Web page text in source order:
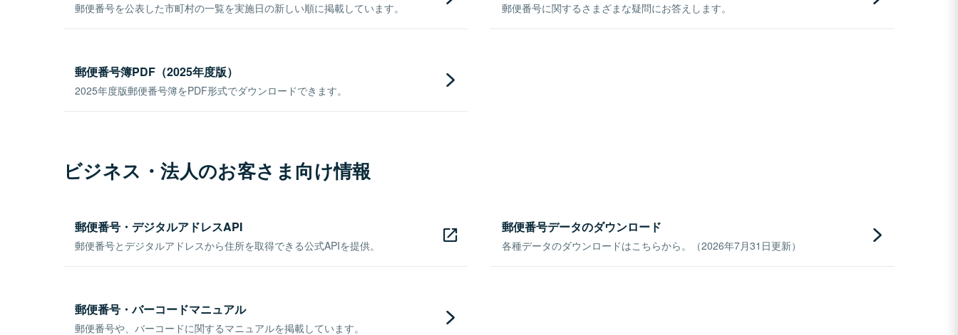
郵便番号を公表した市町村の一覧を実施日の新しい順に掲載しています。 郵便番号に関するさまざまな疑問にお答えします。
郵便番号簿PDF（2025年度版）
2025年度版郵便番号簿をPDF形式でダウンロードできます。
ビジネス・法人のお客さま向け情報
郵便番号・デジタルアドレスAPI
郵便番号とデジタルアドレスから住所を取得できる公式APIを提供。
郵便番号データのダウンロード
各種データのダウンロードはこちらから。（2026年7月31日更新）
郵便番号・バーコードマニュアル
郵便番号や、バーコードに関するマニュアルを掲載しています。